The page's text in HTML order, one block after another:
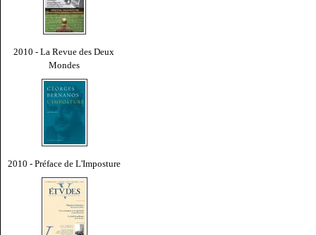
2010 - La Revue des Deux
Mondes
2010 - Préface de L'Imposture